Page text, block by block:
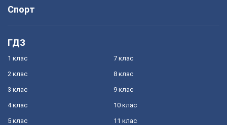
Спорт
ГДЗ
1 клас
2 клас
3 клас
4 клас
5 клас
7 клас
8 клас
9 клас
10 клас
11 клас